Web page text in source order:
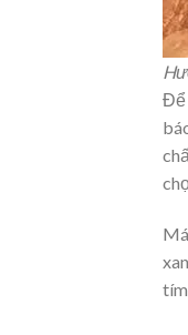
Để